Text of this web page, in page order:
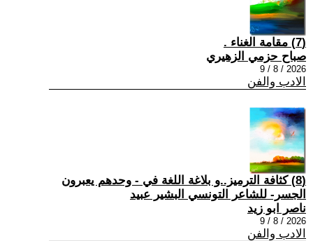
(7) مقامة الغناء .
صباح حزمي الزهيري
2026 / 8 / 9
الادب والفن
(8) كثافة الترميز..و بلاغة اللغة في - وحدهم يعبرون
الجسر- للشاعر التونسي البشير عبيد
ناصر ابو زيد
2026 / 8 / 9
الادب والفن